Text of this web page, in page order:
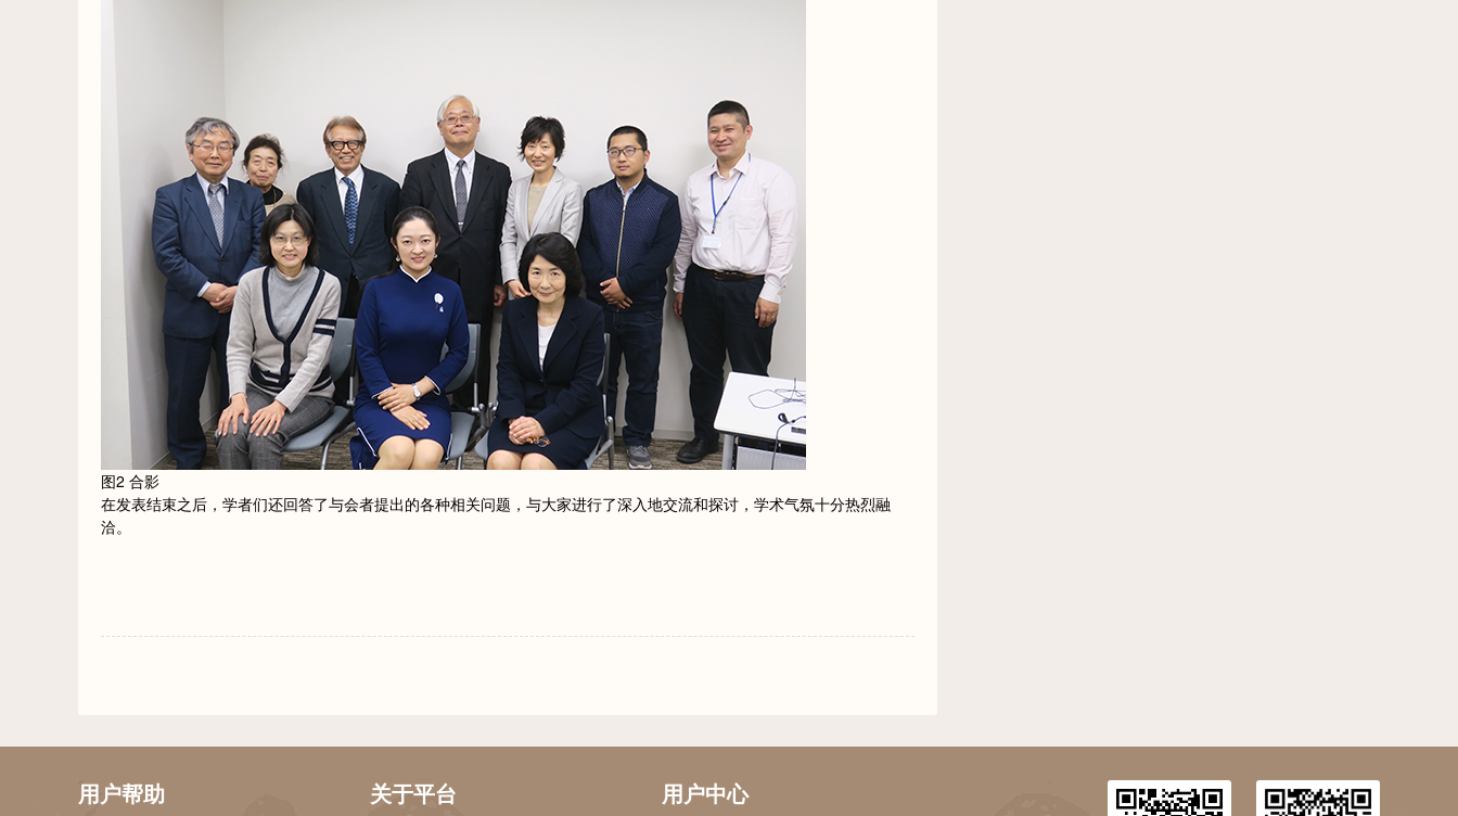
图2 合影
在发表结束之后，学者们还回答了与会者提出的各种相关问题，与大家进行了深入地交流和探讨，学术气氛十分热烈融
洽。
用户帮助 关于平台 用户中心